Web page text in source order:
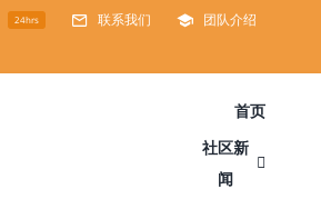
24hrs 联系我们
团队介绍
首页
社区新
闻